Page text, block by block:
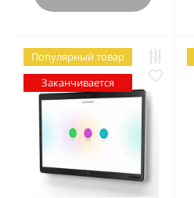
Популярный товар
Заканчивается